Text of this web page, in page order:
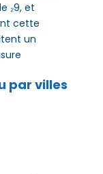
₂9, et
cette
un
par villes